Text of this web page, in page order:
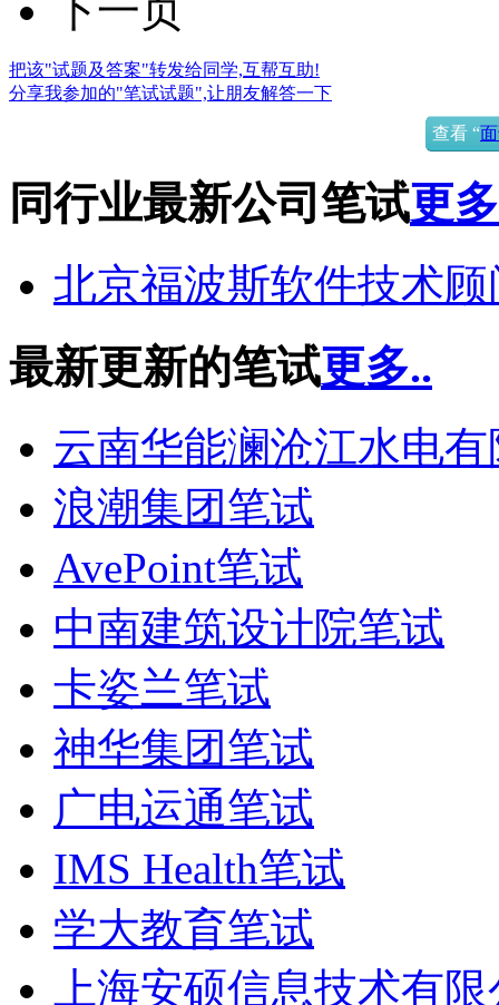
下一页
把该"试题及答案"转发给同学,互帮互助!
分享我参加的"笔试试题",让朋友解答一下
查看 “
同行业最新公司笔试更
北京福波斯软件技术
最新更新的笔试更多..
云南华能澜沧江水电
浪潮集团笔试
AvePoint笔试
中南建筑设计院笔试
卡姿兰笔试
神华集团笔试
广电运通笔试
IMS Health笔试
学大教育笔试
上海安硕信息技术有